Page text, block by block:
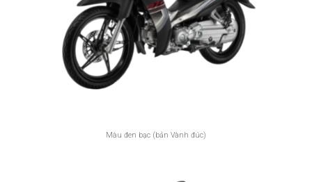
Màu đen bạc (bản Vành đúc)